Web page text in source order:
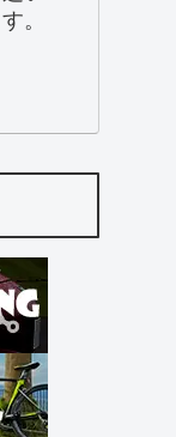
。